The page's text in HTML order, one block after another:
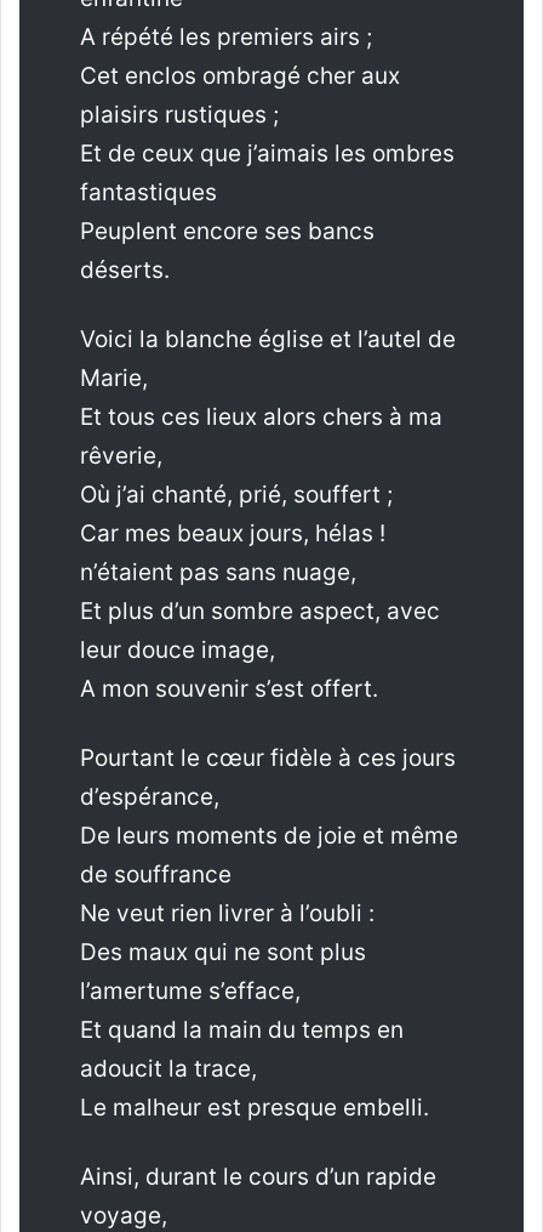
A répété les premiers airs ;
Cet enclos ombragé cher aux
plaisirs rustiques ;
Et de ceux que j’aimais les ombres
fantastiques
Peuplent encore ses bancs
déserts.
Voici la blanche église et l’autel de
Marie,
Et tous ces lieux alors chers à ma
rêverie,
Où j’ai chanté, prié, souffert ;
Car mes beaux jours, hélas !
n’étaient pas sans nuage,
Et plus d’un sombre aspect, avec
leur douce image,
A mon souvenir s’est offert.
Pourtant le cœur fidèle à ces jours
d’espérance,
De leurs moments de joie et même
de souffrance
Ne veut rien livrer à l’oubli :
Des maux qui ne sont plus
l’amertume s’efface,
Et quand la main du temps en
adoucit la trace,
Le malheur est presque embelli.
Ainsi, durant le cours d’un rapide
voyage,